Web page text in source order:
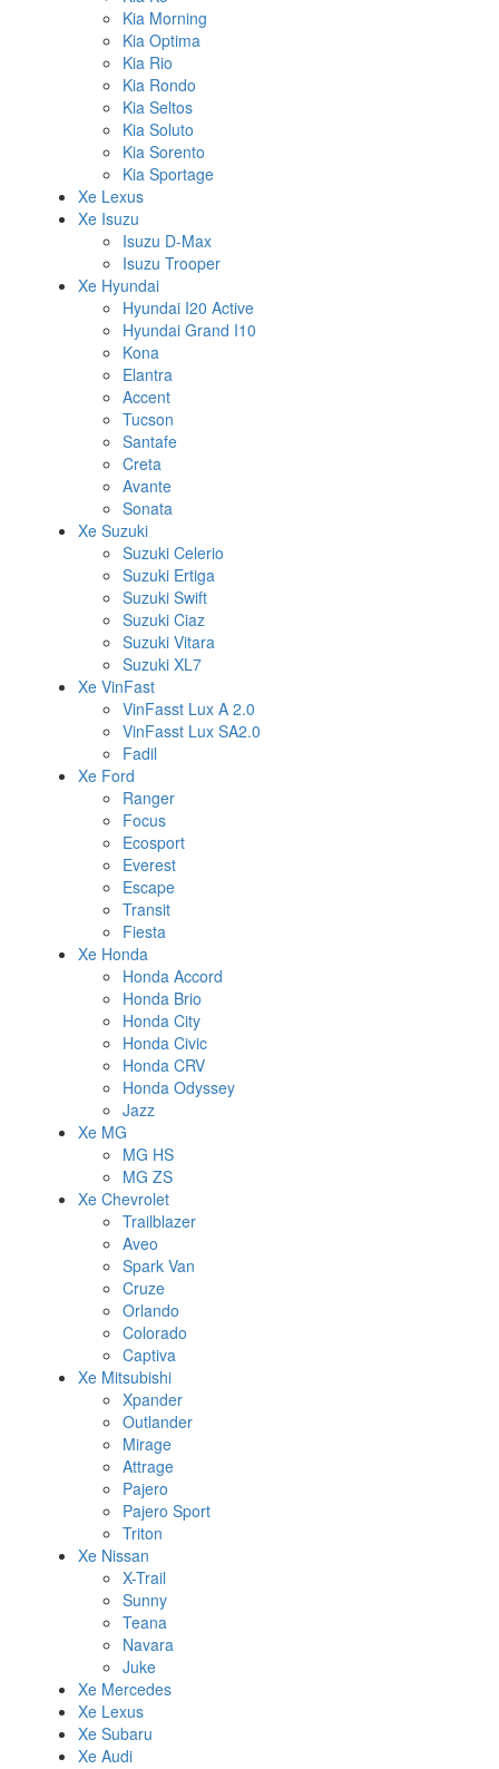
Kia Morning
Kia Optima
Kia Rio
Kia Rondo
Kia Seltos
Kia Soluto
Kia Sorento
Kia Sportage
Xe Lexus
Xe Isuzu
Isuzu D-Max
Isuzu Trooper
Xe Hyundai
Hyundai I20 Active
Hyundai Grand I10
Kona
Elantra
Accent
Tucson
Santafe
Creta
Avante
Sonata
Xe Suzuki
Suzuki Celerio
Suzuki Ertiga
Suzuki Swift
Suzuki Ciaz
Suzuki Vitara
Suzuki XL7
Xe VinFast
VinFasst Lux A 2.0
VinFasst Lux SA2.0
Fadil
Xe Ford
Ranger
Focus
Ecosport
Everest
Escape
Transit
Fiesta
Xe Honda
Honda Accord
Honda Brio
Honda City
Honda Civic
Honda CRV
Honda Odyssey
Jazz
Xe MG
MG HS
MG ZS
Xe Chevrolet
Trailblazer
Aveo
Spark Van
Cruze
Orlando
Colorado
Captiva
Xe Mitsubishi
Xpander
Outlander
Mirage
Attrage
Pajero
Pajero Sport
Triton
Xe Nissan
X-Trail
Sunny
Teana
Navara
Juke
Xe Mercedes
Xe Lexus
Xe Subaru
Xe Audi